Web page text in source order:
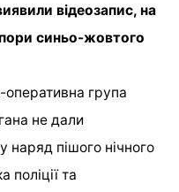
відеозапис, на
синьо-жовтого
оперативна група
не дали
наряд пішого нічного
поліції та